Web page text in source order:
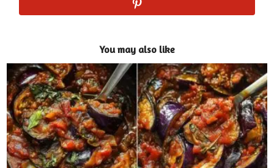
You may also like